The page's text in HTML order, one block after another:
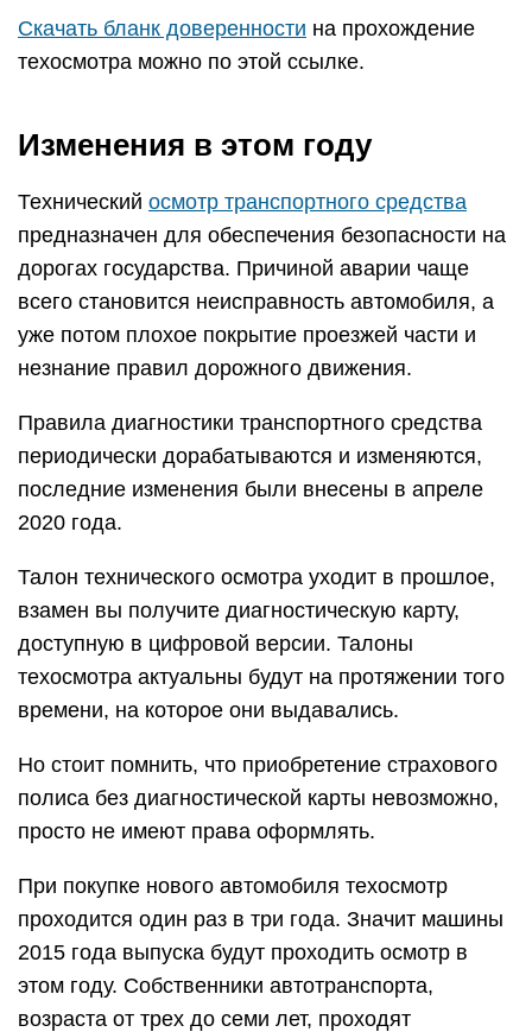
Скачать бланк доверенности на прохождение
техосмотра можно по этой ссылке.
Изменения в этом году
Технический осмотр транспортного средства
предназначен для обеспечения безопасности на
дорогах государства. Причиной аварии чаще
всего становится неисправность автомобиля, а
уже потом плохое покрытие проезжей части и
незнание правил дорожного движения.
Правила диагностики транспортного средства
периодически дорабатываются и изменяются,
последние изменения были внесены в апреле
2020 года.
Талон технического осмотра уходит в прошлое,
взамен вы получите диагностическую карту,
доступную в цифровой версии. Талоны
техосмотра актуальны будут на протяжении того
времени, на которое они выдавались.
Но стоит помнить, что приобретение страхового
полиса без диагностической карты невозможно,
просто не имеют права оформлять.
При покупке нового автомобиля техосмотр
проходится один раз в три года. Значит машины
2015 года выпуска будут проходить осмотр в
этом году. Собственники автотранспорта,
возраста от трех до семи лет, проходят